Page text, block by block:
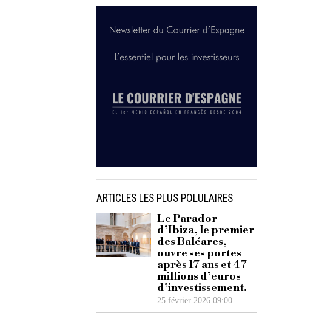
ARTICLES LES PLUS POLULAIRES
Le Parador
d’Ibiza, le premier
des Baléares,
ouvre ses portes
après 17 ans et 47
millions d’euros
d’investissement.
25 février 2026 09:00